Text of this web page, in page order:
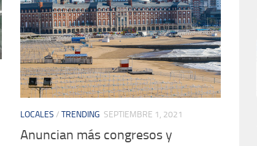
LOCALES / TRENDING SEPTIEMBRE 1, 2021
Anuncian más congresos y